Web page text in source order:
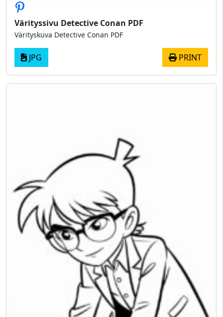
Värityssivu Detective Conan PDF
Värityskuva Detective Conan PDF
JPG PRINT